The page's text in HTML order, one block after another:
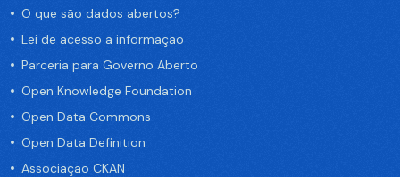
O que são dados abertos?
Lei de acesso a informação
Parceria para Governo Aberto
Open Knowledge Foundation
Open Data Commons
Open Data Definition
Associação CKAN